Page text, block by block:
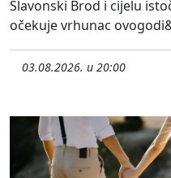
Slavonski Brod i cijelu
očekuje vrhunac
03.08.2026. u 20:00